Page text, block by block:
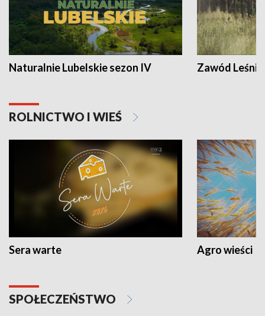
Naturalnie Lubelskie sezon IV Zawód Leśnik
ROLNICTWO I WIEŚ
Sera warte Agro wieści
SPOŁECZEŃSTWO